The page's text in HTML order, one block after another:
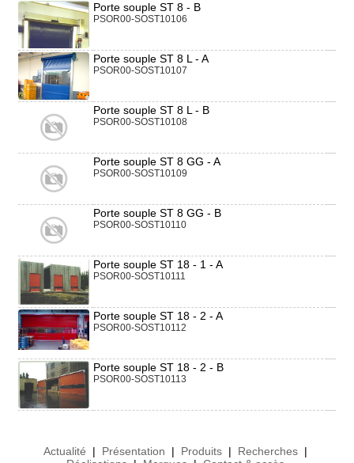
Porte souple ST 8 - B
PSOR00-SOST10106
Porte souple ST 8 L - A
PSOR00-SOST10107
Porte souple ST 8 L - B
PSOR00-SOST10108
Porte souple ST 8 GG - A
PSOR00-SOST10109
Porte souple ST 8 GG - B
PSOR00-SOST10110
Porte souple ST 18 - 1 - A
PSOR00-SOST10111
Porte souple ST 18 - 2 - A
PSOR00-SOST10112
Porte souple ST 18 - 2 - B
PSOR00-SOST10113
Actualité | Présentation | Produits | Recherches |